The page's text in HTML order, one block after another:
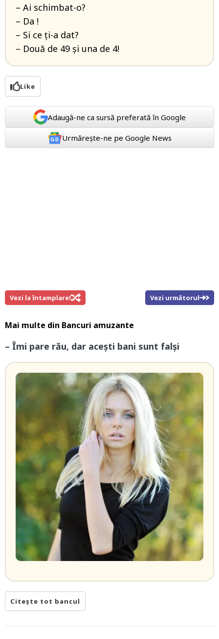
– Ai schimbat-o?
– Da !
– Si ce ți-a dat?
– Două de 49 și una de 4!
Like
Adaugă-ne ca sursă preferată în Google
Urmărește-ne pe Google News
Vezi la întamplare! Vezi următorul
Mai multe din Bancuri amuzante
– Îmi pare rău, dar acești bani sunt falși
Citește tot bancul